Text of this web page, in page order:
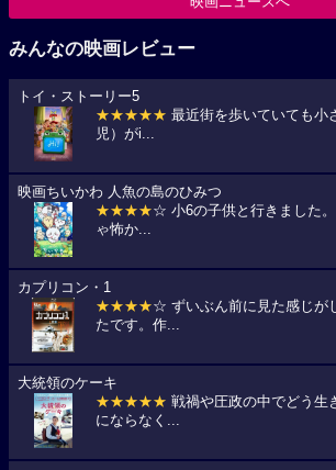
みんなの映画レビュー
トイ・ストーリー5
★★★★★ 最近街を歩いていても小
児）がi...
映画ちいかわ 人魚の島のひみつ
★★★★☆ 小6の子供と行きました
ゃ怖か...
カプリコン・1
★★★★☆ ずいぶん前に見た感じが
たです。作...
大統領のケーキ
★★★★★ 戦禍や圧政の中でどう生
にならなく...